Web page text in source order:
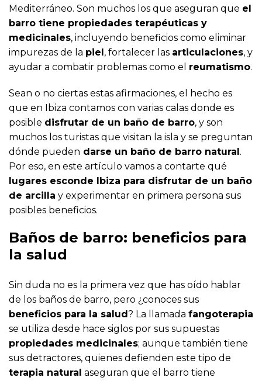
Mediterráneo. Son muchos los que aseguran que el
barro tiene propiedades terapéuticas y
medicinales, incluyendo beneficios como eliminar
impurezas de la piel, fortalecer las articulaciones, y
ayudar a combatir problemas como el reumatismo.
Sean o no ciertas estas afirmaciones, el hecho es
que en Ibiza contamos con varias calas donde es
posible disfrutar de un baño de barro, y son
muchos los turistas que visitan la isla y se preguntan
dónde pueden darse un baño de barro natural.
Por eso, en este artículo vamos a contarte qué
lugares esconde Ibiza para disfrutar de un baño
de arcilla y experimentar en primera persona sus
posibles beneficios.
Baños de barro: beneficios para
la salud
Sin duda no es la primera vez que has oído hablar
de los baños de barro, pero ¿conoces sus
beneficios para la salud? La llamada fangoterapia
se utiliza desde hace siglos por sus supuestas
propiedades medicinales; aunque también tiene
sus detractores, quienes defienden este tipo de
terapia natural aseguran que el barro tiene